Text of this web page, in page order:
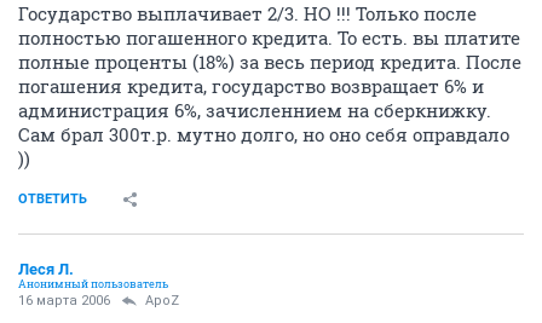
Государство выплачивает 2/3. НО !!! Только после
полностью погашенного кредита. То есть. вы платите
полные проценты (18%) за весь период кредита. После
погашения кредита, государство возвращает 6% и
администрация 6%, зачисленнием на сберкнижку.
Сам брал 300т.р. мутно долго, но оно себя оправдало
))
ОТВЕТИТЬ
Леся Л.
Анонимный пользователь
16 марта 2006 ApoZ